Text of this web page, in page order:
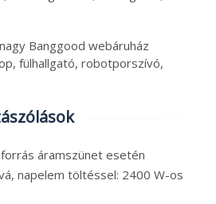
Banggood webáruház
fülhallgató, robotporszívó,
áramszünet esetén
napelem töltéssel: 2400 W-os